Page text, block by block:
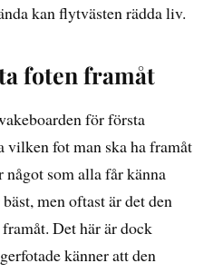
kan flytvästen rädda liv.
foten framåt
för första
vilken fot man ska ha framåt
något som alla får känna
men oftast är det den
Det här är dock
känner att den